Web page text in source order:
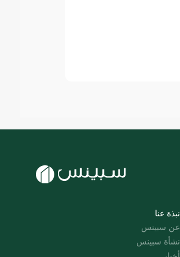
نبذة عنا
عن سبينس
نشأة سبينس